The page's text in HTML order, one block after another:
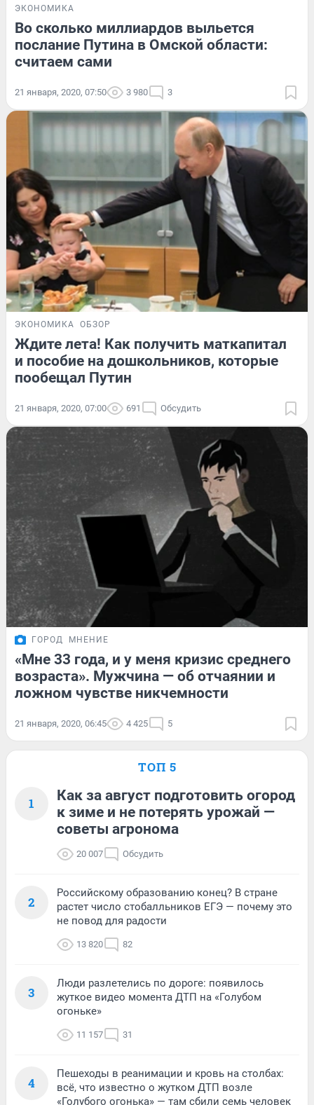
ЭКОНОМИКА
Во сколько миллиардов выльется
послание Путина в Омской области:
считаем сами
21 января, 2020, 07:50 3 980 3
ЭКОНОМИКА ОБЗОР
Ждите лета! Как получить маткапитал
и пособие на дошкольников, которые
пообещал Путин
21 января, 2020, 07:00 691 Обсудить
ГОРОД МНЕНИЕ
«Мне 33 года, и у меня кризис среднего
возраста». Мужчина — об отчаянии и
ложном чувстве никчемности
21 января, 2020, 06:45 4 425 5
ТОП 5
1
Как за август подготовить огород
к зиме и не потерять урожай —
советы агронома
20 007 Обсудить
2
Российскому образованию конец? В стране
растет число стобалльников ЕГЭ — почему это
не повод для радости
13 820 82
3
Люди разлетелись по дороге: появилось
жуткое видео момента ДТП на «Голубом
огоньке»
11 157 31
4
Пешеходы в реанимации и кровь на столбах:
всё, что известно о жутком ДТП возле
«Голубого огонька» — там сбили семь человек